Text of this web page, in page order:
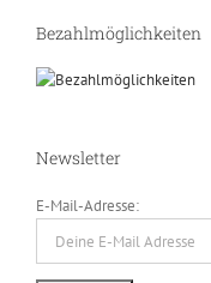
Bezahlmöglichkeiten
Newsletter
E-Mail-Adresse: